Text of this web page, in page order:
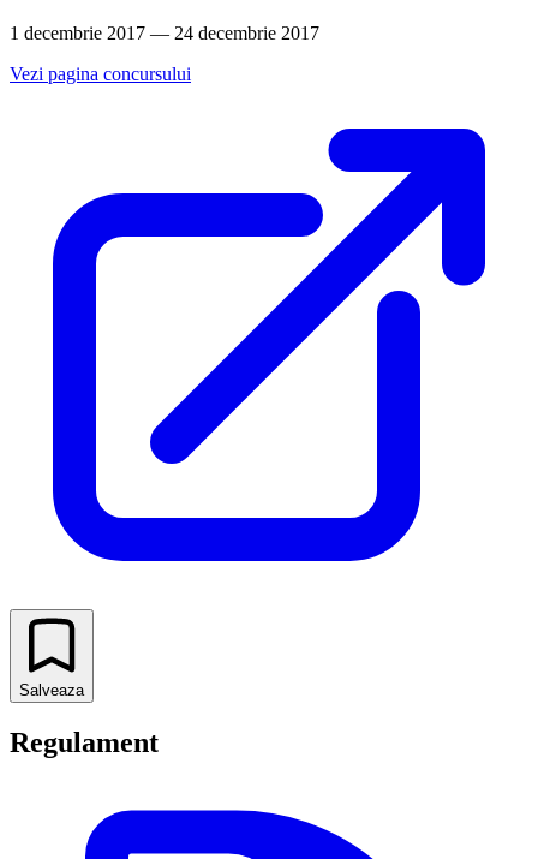
1 decembrie 2017 — 24 decembrie 2017
Vezi pagina concursului
Salveaza
Regulament